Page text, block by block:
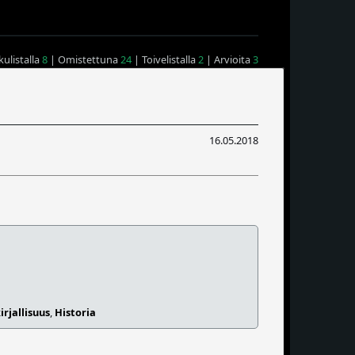
8 | Omistettuna24 | Toivelistalla2 | Arvioita3
16.05.2018
, Historia